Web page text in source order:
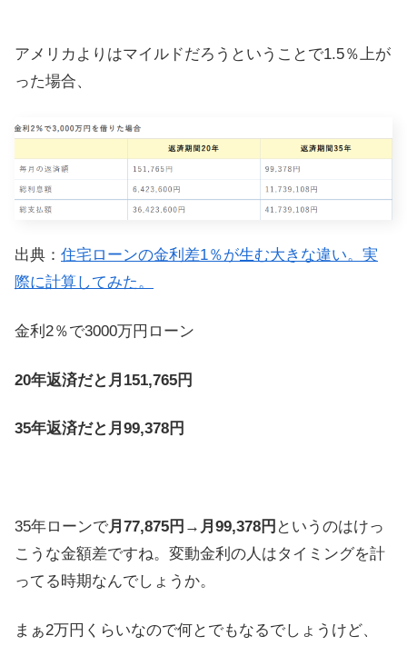
アメリカよりはマイルドだろうということで1.5％上が
った場合、
出典： 住宅ローンの金利差1％が生む大きな違い。実
際に計算してみた。
金利2％で3000万円ローン
20年返済だと月151,765円
35年返済だと月99,378円
35年ローンで月77,875円→月99,378円 というのはけっ
こうな金額差ですね。変動金利の人はタイミングを計
ってる時期なんでしょうか。
まぁ2万円くらいなので何とでもなるでしょうけど、